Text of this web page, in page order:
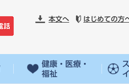
本文へ はじめての方
健康・医療・
福祉